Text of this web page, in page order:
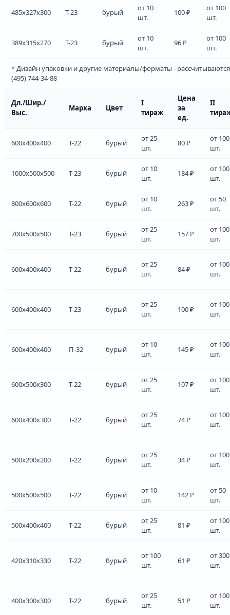
485x327x300 Т-23 бурый
от 10
шт.
100 ₽
от 100
шт.
389x315x270 Т-23 бурый
от 10
шт.
96 ₽
от 100
шт.
* Дизайн упаковки и другие материалы/форматы -
(495) 744-34-88
Дл./Шир./
Выс.
Марка Цвет
I
тираж
Цена
за
ед.
II
600x400x400 Т-22 бурый
от 25
шт.
80 ₽
от 100
шт.
1000x500x500 Т-23 бурый
от 10
шт.
184 ₽
от 100
шт.
800x600x600 Т-22 бурый
от 10
шт.
263 ₽
от 50
шт.
700x500x500 Т-23 бурый
от 25
шт.
157 ₽
от 100
шт.
600x400x400 Т-22 бурый
от 25
шт.
84 ₽
от 100
шт.
600x400x400 Т-23 бурый
от 25
шт.
100 ₽
от 100
шт.
600x400x400 П-32 бурый
от 10
шт.
145 ₽
от 100
шт.
600x500x300 Т-22 бурый
от 25
шт.
107 ₽
от 100
шт.
600x400x300 Т-22 бурый
от 25
шт.
74 ₽
от 100
шт.
500x200x200 Т-22 бурый
от 25
шт.
34 ₽
от 100
шт.
500x500x500 Т-22 бурый
от 10
шт.
142 ₽
от 50
шт.
500x400x400 Т-22 бурый
от 25
шт.
81 ₽
от 100
шт.
420x310x330 Т-22 бурый
от 100
шт.
61 ₽
от 300
шт.
400x300x300 Т-22 бурый
от 25
шт.
51 ₽
от 100
шт.